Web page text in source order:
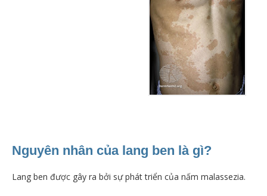
Nguyên nhân của lang ben là gì?
Lang ben được gây ra bởi sự phát triển của nấm malassezia.